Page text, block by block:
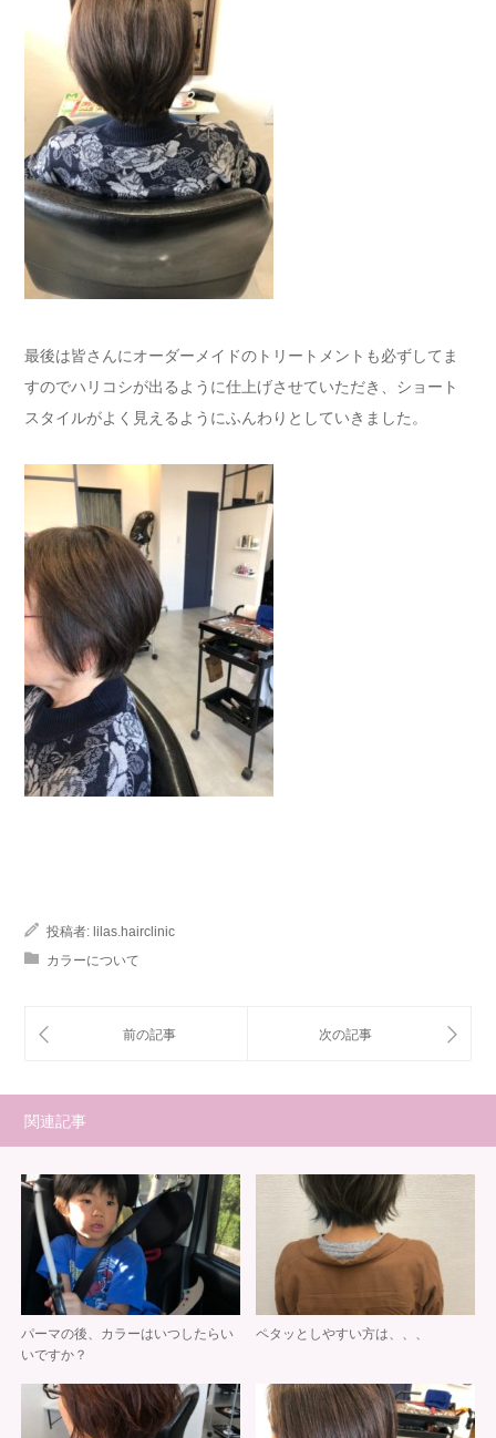
最後は皆さんにオーダーメイドのトリートメントも必ずしてま
すのでハリコシが出るように仕上げさせていただき、ショート
スタイルがよく見えるようにふんわりとしていきました。
投稿者: lilas.hairclinic
カラーについて
関連記事
パーマの後、カラーはいつしたらい
いですか？
ペタッとしやすい方は、、、